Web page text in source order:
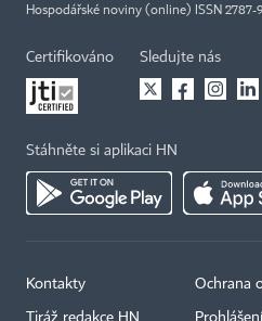
Hospodářské noviny (online) ISSN 2787-
Certifikováno Sledujte nás
Stáhněte si aplikaci HN
Kontakty
Tiráž redakce HN
Ochrana